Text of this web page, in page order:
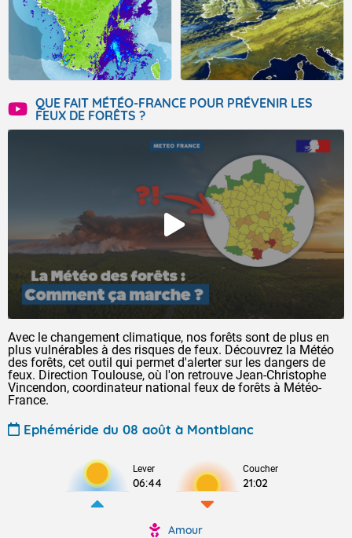
QUE FAIT MÉTÉO-FRANCE POUR PRÉVENIR LES
FEUX DE FORÊTS ?
Avec le changement climatique, nos forêts sont de plus en
plus vulnérables à des risques de feux. Découvrez la Météo
des forêts, cet outil qui permet d'alerter sur les dangers de
feux. Direction Toulouse, où l'on retrouve Jean-Christophe
Vincendon, coordinateur national feux de forêts à Météo-
France.
Ephéméride du 08 août à Montblanc
Lever
06:44
Coucher
21:02
Amour